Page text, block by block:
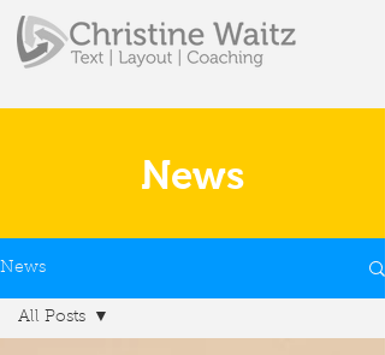
News
News
All Posts